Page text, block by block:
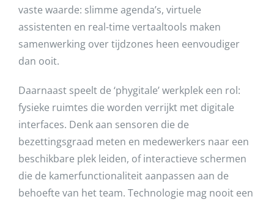
vaste waarde: slimme agenda’s, virtuele
assistenten en real-time vertaaltools maken
samenwerking over tijdzones heen eenvoudiger
dan ooit.
Daarnaast speelt de ‘phygitale’ werkplek een rol:
fysieke ruimtes die worden verrijkt met digitale
interfaces. Denk aan sensoren die de
bezettingsgraad meten en medewerkers naar een
beschikbare plek leiden, of interactieve schermen
die de kamerfunctionaliteit aanpassen aan de
behoefte van het team. Technologie mag nooit een